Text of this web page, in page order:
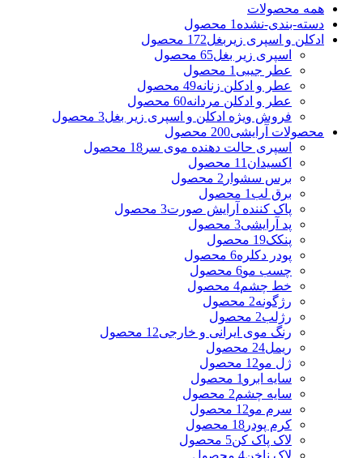
همه محصولات
دسته-بندی-نشده 1 محصول
ادکلن و اسپری زیربغل172 محصول
اسپری زیر بغل65 محصول
عطر جیبی 1 محصول
عطر و ادکلن زنانه49 محصول
عطر و ادکلن مردانه60 محصول
فروش ویژه ادکلن و اسپری زیر بغل3 محصول
محصولات آرایشی200 محصول
اسپری حالت دهنده موی سر 18 محصول
اکسیدان 11 محصول
برس سشوار 2 محصول
برق لب 1 محصول
پاک کننده آرایش صورت3 محصول
پد آرایشی3 محصول
پنکک19 محصول
پودر دکلره6 محصول
چسب مو6 محصول
خط چشم4 محصول
رژگونه2 محصول
رژلب2 محصول
رنگ موی ایرانی و خارجی12 محصول
ریمل24 محصول
ژل مو12 محصول
سایه ابرو 1 محصول
سایه چشم2 محصول
سرم مو12 محصول
کرم پودر 18 محصول
لاک پاک کن5 محصول
لاک ناخن4 محصول